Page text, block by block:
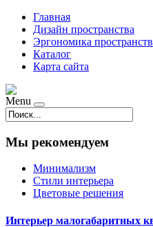
Главная
Дизайн пространства
Эргономика
Каталог
Карта сайта
Menu
Мы рекомендуем
Минимализм
Стили интерьера
Цветовые решения
Интерьер малогабаритных